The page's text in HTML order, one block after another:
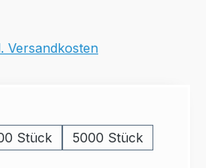
Versandkosten
Stück
5000 Stück